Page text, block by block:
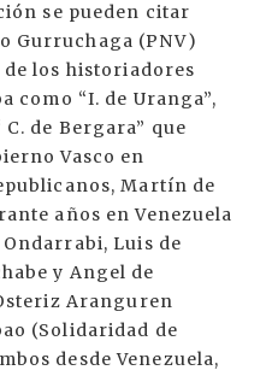
se pueden citar
Gurruchaga (PNV)
los historiadores
como “I. de Uranga”,
de Bergara” que
Vasco en
Martín de
años en Venezuela
Luis de
y Angel de
Aranguren
(Solidaridad de
desde Venezuela,